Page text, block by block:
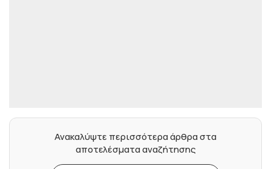
Ανακαλύψτε περισσότερα άρθρα στα
αποτελέσματα αναζήτησης